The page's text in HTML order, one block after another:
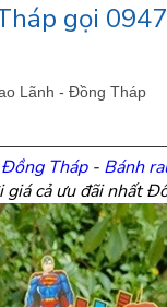
gọi
Lãnh - Đồng Tháp
Tháp- Bánh
cả ưu đãi nhất